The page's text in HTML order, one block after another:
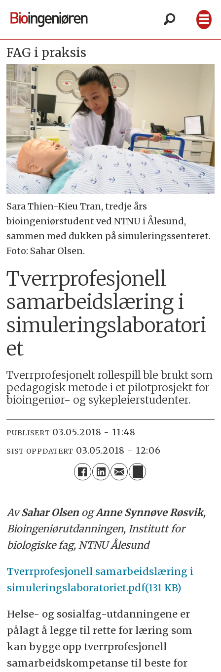
FAG i praksis
Sara Thien-Kieu Tran, tredje års
bioingeniørstudent ved NTNU i Ålesund,
sammen med dukken på simuleringssenteret.
Foto: Sahar Olsen.
Tverrprofesjonell
samarbeidslæring i
simuleringslaboratori
et
Tverrprofesjonelt rollespill ble brukt som
pedagogisk metode i et pilotprosjekt for
bioingeniør- og sykepleierstudenter.
PUBLISERT 03.05.2018 - 11:48
SIST OPPDATERT 03.05.2018 - 12:06
AvSahar OlsenogAnne Synnøve Røsvik,
Bioingeniørutdanningen, Institutt for
biologiske fag, NTNU Ålesund
Tverrprofesjonell samarbeidslæring i
simuleringslaboratoriet.pdf(131 KB)
Helse- og sosialfag-utdanningene er
pålagt å legge til rette for læring som
kan bygge opp tverrprofesjonell
samarbeidskompetanse til beste for